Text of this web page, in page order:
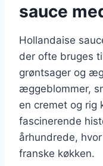
sauce
Hollandaise
der ofte bruges
grøntsager og
æggeblommer,
en cremet og rig
fascinerende
århundrede,
franske køkken.